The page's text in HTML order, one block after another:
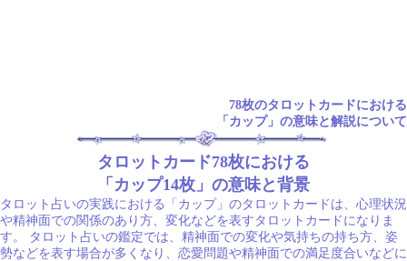
78枚のタロットカードにおける
「カップ」の意味と解説について
タロットカード78枚における
「カップ14枚」の意味と背景
タロット占いの実践における「カップ」のタロットカードは、心理状況
や精神面での関係のあり方、変化などを表すタロットカードになりま
す。 タロット占いの鑑定では、精神面での変化や気持ちの持ち方、姿
勢などを表す場合が多くなり、恋愛問題や精神面での満足度合いなどに